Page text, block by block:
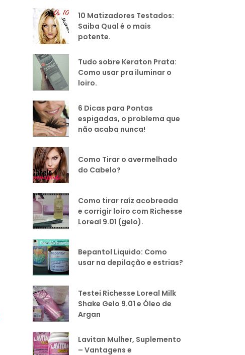
10 Matizadores Testados:
Saiba Qual é o mais
potente.
Tudo sobre Keraton Prata:
Como usar pra iluminar o
loiro.
6 Dicas para Pontas
espigadas, o problema que
não acaba nunca!
Como Tirar o avermelhado
do Cabelo?
Como tirar raíz acobreada
e corrigir loiro com Richesse
Loreal 9.01 (gelo).
Bepantol Liquido: Como
usar na depilação e estrias?
Testei Richesse Loreal Milk
Shake Gelo 9.01 e Óleo de
Argan
Lavitan Mulher, Suplemento
– Vantagens e